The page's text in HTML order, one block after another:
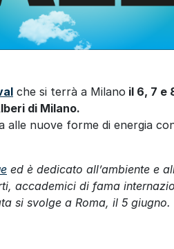
che si terrà a Milano il 6, 7 e
di Milano.
alle nuove forme di energia
ed è dedicato all’ambiente e
accademici di fama
si svolge a Roma, il 5 giugno.